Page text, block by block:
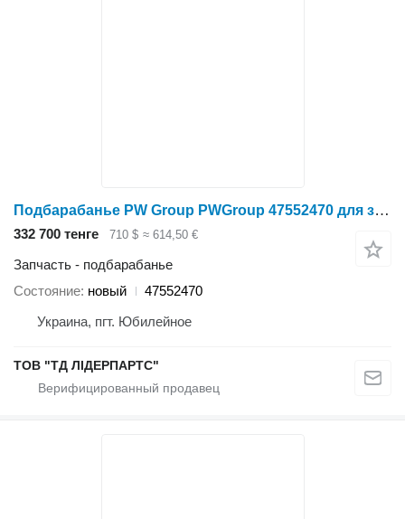
Подбарабанье PW Group PWGroup 47552470 для зерноуборочного комбайна
332 700 тенге 710 $ ≈ 614,50 €
Запчасть - подбарабанье
Состояние новый
47552470
Украина, пгт. Юбилейное
ТОВ "ТД ЛІДЕРПАРТС"